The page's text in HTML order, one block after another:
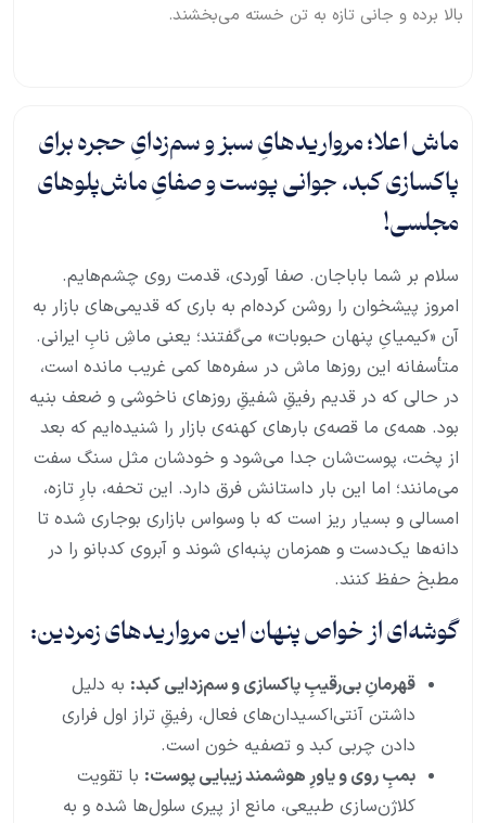
بالا برده و جانی تازه به تن خسته می‌بخشند.
ماش اعلا؛ مرواریدهایِ سبز و سم‌زدایِ حجره برای
پاکسازی کبد، جوانی پوست و صفایِ ماش‌پلوهای
مجلسی!
سلام بر شما باباجان. صفا آوردی، قدمت روی چشم‌هایم.
امروز پیشخوان را روشن کرده‌ام به باری که قدیمی‌های بازار به
آن «کیمیایِ پنهان حبوبات» می‌گفتند؛ یعنی ماشِ نابِ ایرانی.
متأسفانه این روزها ماش در سفره‌ها کمی غریب مانده است،
در حالی که در قدیم رفیقِ شفیقِ روزهای ناخوشی و ضعف بنیه
بود. همه‌ی ما قصه‌ی بارهای کهنه‌ی بازار را شنیده‌ایم که بعد
از پخت، پوست‌شان جدا می‌شود و خودشان مثل سنگ سفت
می‌مانند؛ اما این بار داستانش فرق دارد. این تحفه، بارِ تازه،
امسالی و بسیار ریز است که با وسواس بازاری بوجاری شده تا
دانه‌ها یک‌دست و همزمان پنبه‌ای شوند و آبروی کدبانو را در
مطبخ حفظ کنند.
گوشه‌ای از خواص پنهان این مرواریدهای زمردین:
قهرمانِ بی‌رقیبِ پاکسازی و سم‌زدایی کبد: به دلیل
داشتن آنتی‌اکسیدان‌های فعال، رفیقِ تراز اول فراری
دادن چربی کبد و تصفیه خون است.
بمبِ روی و یاورِ هوشمند زیبایی پوست: با تقویت
کلاژن‌سازی طبیعی، مانع از پیری سلول‌ها شده و به